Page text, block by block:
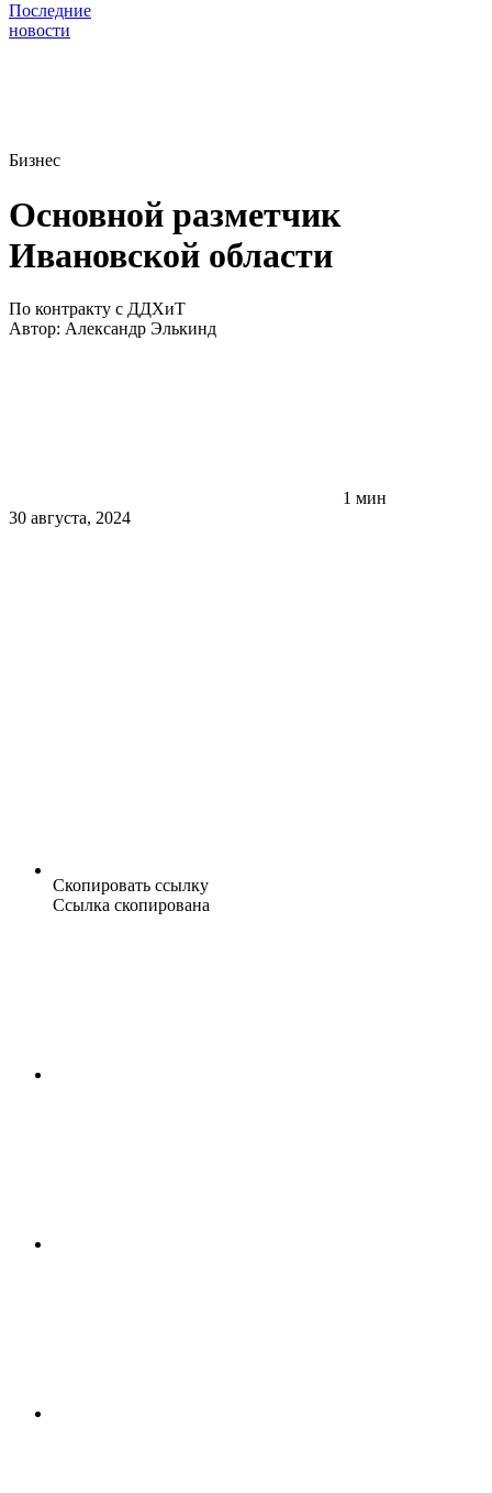
Последние
новости
Бизнес
Основной разметчик
Ивановской области
По контракту с ДДХиТ
Автор: Александр Элькинд
1 мин
30 августа, 2024
Скопировать ссылку
Ссылка скопирована